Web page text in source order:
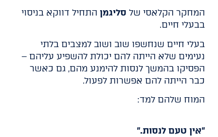
המחקר הקלאסי של סליגמןהתחיל דווקא בניסוי
בבעלי חיים.
בעלי חיים שנחשפו שוב ושוב למצבים בלתי
נעימים שלא הייתה להם יכולת להשפיע עליהם –
הפסיקו בהמשך לנסות להימנע מהם, גם כאשר
כבר הייתה להם אפשרות לפעול.
המוח שלהם למד:
"אין טעם לנסות."